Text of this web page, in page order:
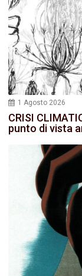
1 Agosto 2026
CRISI
punto di vista